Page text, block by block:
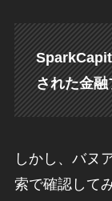
された金融
しかし、バヌ
索で確認して